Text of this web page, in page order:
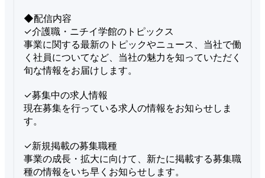
◆配信内容
✓介護職・ニチイ学館のトピックス
事業に関する最新のトピックやニュース、当社で働
く社員についてなど、当社の魅力を知っていただく
旬な情報をお届けします。
✓募集中の求人情報
現在募集を行っている求人の情報をお知らせしま
す。
✓新規掲載の募集職種
事業の成長・拡大に向けて、新たに掲載する募集職
種の情報をいち早くお知らせします。